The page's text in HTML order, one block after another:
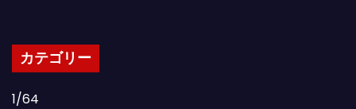
カテゴリー
1/64